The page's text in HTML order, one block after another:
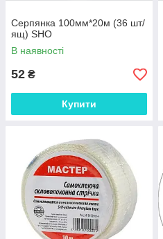
Серпянка 100мм*20м (36 шт/
ящ) SHO
В наявності
52 ₴
Купити